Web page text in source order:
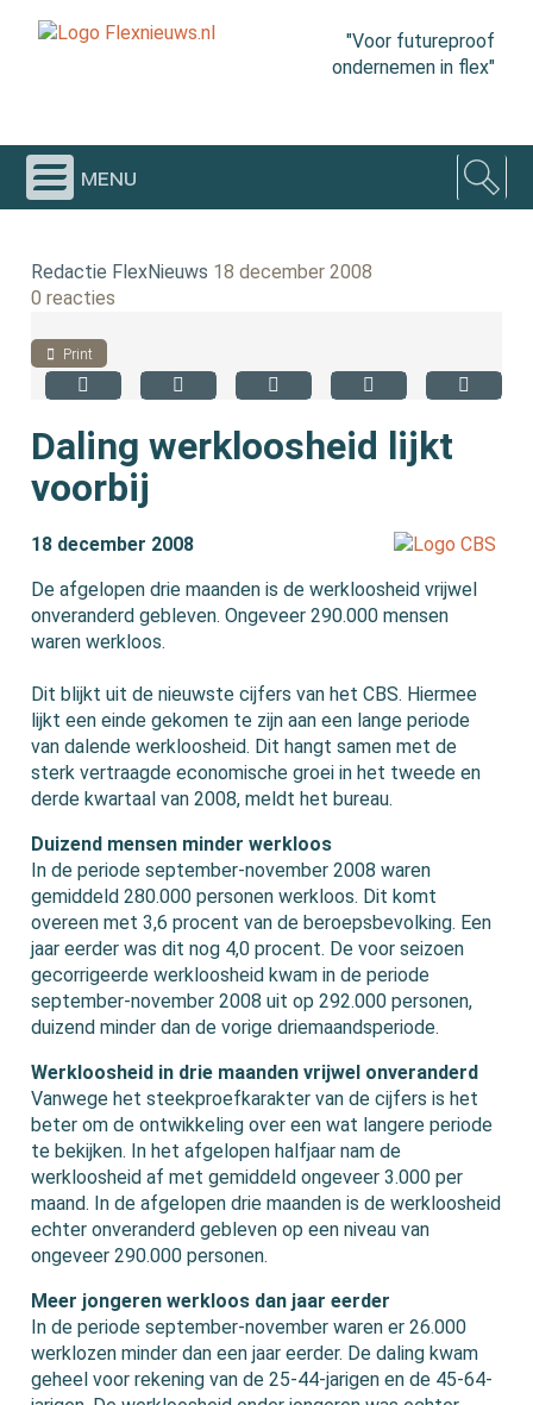
"Voor futureproof
ondernemen in flex"
menu
Redactie FlexNieuws 18 december 2008
0 reacties
Print
Daling werkloosheid lijkt
voorbij
18 december 2008
De afgelopen drie maanden is de werkloosheid vrijwel
onveranderd gebleven. Ongeveer 290.000 mensen
waren werkloos.
Dit blijkt uit de nieuwste cijfers van het CBS. Hiermee
lijkt een einde gekomen te zijn aan een lange periode
van dalende werkloosheid. Dit hangt samen met de
sterk vertraagde economische groei in het tweede en
derde kwartaal van 2008, meldt het bureau.
Duizend mensen minder werkloos
In de periode september-november 2008 waren
gemiddeld 280.000 personen werkloos. Dit komt
overeen met 3,6 procent van de beroepsbevolking. Een
jaar eerder was dit nog 4,0 procent. De voor seizoen
gecorrigeerde werkloosheid kwam in de periode
september-november 2008 uit op 292.000 personen,
duizend minder dan de vorige driemaandsperiode.
Werkloosheid in drie maanden vrijwel onveranderd
Vanwege het steekproefkarakter van de cijfers is het
beter om de ontwikkeling over een wat langere periode
te bekijken. In het afgelopen halfjaar nam de
werkloosheid af met gemiddeld ongeveer 3.000 per
maand. In de afgelopen drie maanden is de werkloosheid
echter onveranderd gebleven op een niveau van
ongeveer 290.000 personen.
Meer jongeren werkloos dan jaar eerder
In de periode september-november waren er 26.000
werklozen minder dan een jaar eerder. De daling kwam
geheel voor rekening van de 25-44-jarigen en de 45-64-